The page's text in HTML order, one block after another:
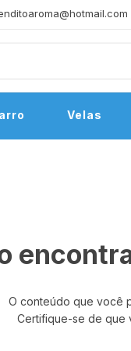
Velas
O conteúdo que você
Certifique-se de que